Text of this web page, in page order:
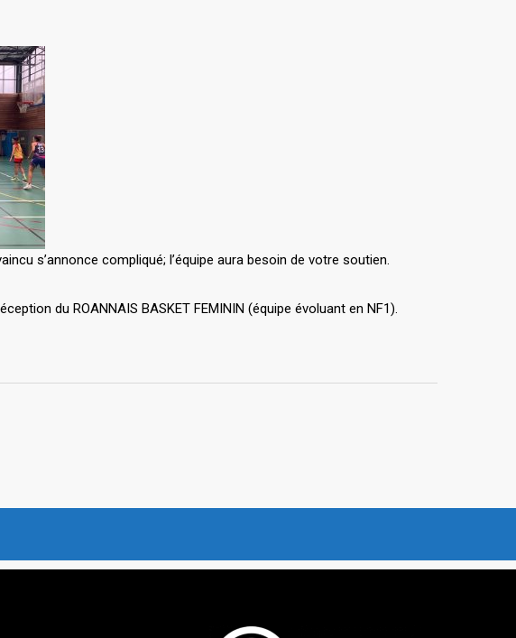
s’annonce compliqué; l’équipe aura besoin de votre soutien.
du ROANNAIS BASKET FEMININ (équipe évoluant en NF1).